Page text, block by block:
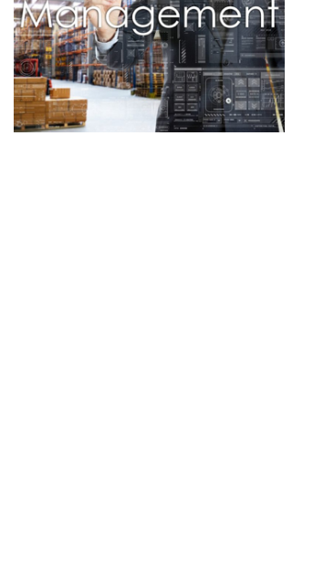
help
you
navigate
and
interact
with
the
content.